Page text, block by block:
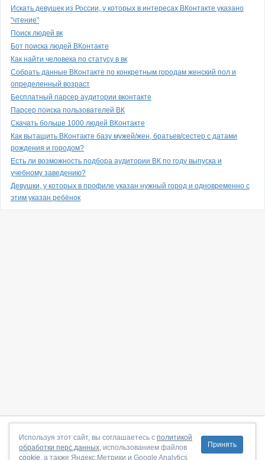
Искать девушек из России, у которых в интересах ВКонтакте указано
"чтение"
Поиск людей вк
Бот поиска людей ВКонтакте
Как найти человека по статусу в вк
Собрать данные ВКонтакте по конкретным городам женский пол и
определенный возраст
Бесплатный парсер аудитории вконтакте
Парсер поиска пользователей ВК
Скачать больше 1000 людей ВКонтакте
Как вытащить ВКонтакте базу мужей/жен, братьев/сестер с датами
рождения и городом?
Есть ли возможность подбора аудитории ВК по году выпуска и
учебному заведению?
Девушки, у которых в профиле указан нужный город и одновременно с
этим указан ребёнок
О сайте|С чего начать|Контакты|Партнёрская программа
Договор-оферта|Политика конфиденциальности
Принять
Используя этот сайт, вы соглашаетесь с политикой
обработки перс.данных, использованием файлов
cookie, а также Яндекс.Метрики и Google Analytics